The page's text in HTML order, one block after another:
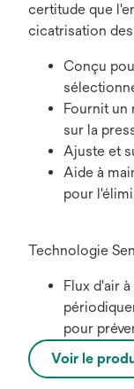
certitude que
cicatrisation
Conçu
Fournit un
sur la
Ajuste et
Aide à
pour
Technologie
Flux d'air
pour
Voir le